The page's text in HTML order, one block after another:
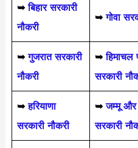
➥बिहार सरकारी
नौकरी
➥गोवा
➥ गुजरात सरकारी
नौकरी
➥हिमाचल
सरकारी
➥हरियाणा
सरकारी नौकरी
➥जम्मू और
सरकारी